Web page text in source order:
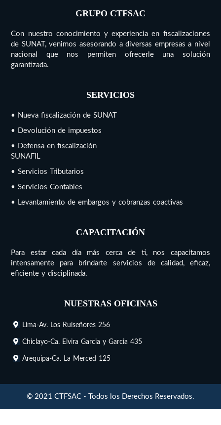
GRUPO CTFSAC
Con nuestro conocimiento y experiencia en fiscalizaciones
de SUNAT, venimos asesorando a diversas empresas a nivel
nacional que nos permiten ofrecerle una solución
garantizada.
SERVICIOS
• Nueva fiscalización de SUNAT
• Devolución de impuestos
• Defensa en fiscalización
SUNAFIL
• Servicios Tributarios
• Servicios Contables
• Levantamiento de embargos y cobranzas coactivas
CAPACITACIÓN
Para estar cada día más cerca de ti, nos capacitamos
intensamente para brindarte servicios de calidad, eficaz,
eficiente y disciplinada.
NUESTRAS OFICINAS
Lima-Av. Los Ruiseñores 256
Chiclayo-Ca. Elvira Garcia y Garcia 435
Arequipa-Ca. La Merced 125
© 2021 CTFSAC - Todos los Derechos Reservados.